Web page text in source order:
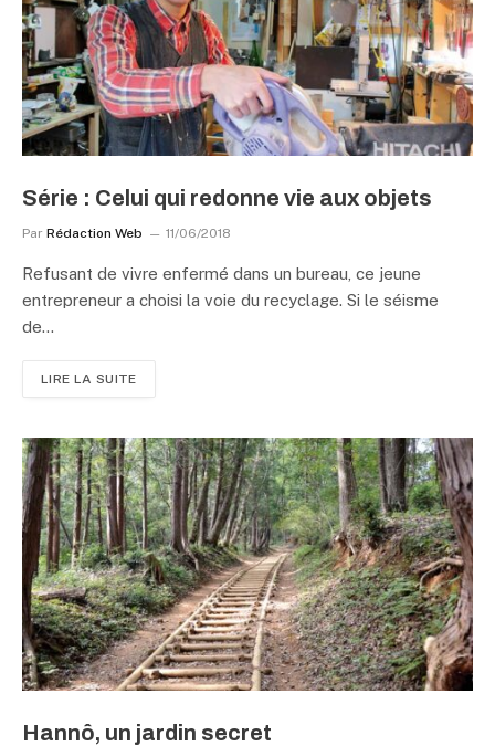
Série : Celui qui redonne vie aux objets
Par Rédaction Web 11/06/2018
Refusant de vivre enfermé dans un bureau, ce jeune
entrepreneur a choisi la voie du recyclage. Si le séisme
de…
LIRE LA SUITE
Hannô, un jardin secret